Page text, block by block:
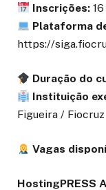
Inscrições:16
Plataforma
https://
Duração do
Instituição
Figueira / Fiocruz
Vagas
HostingPRESS